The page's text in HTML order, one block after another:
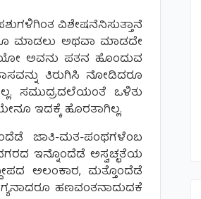
ವಿಶೇಷನೆನಿಸುತ್ತಾನೆ
ಮಾಡಲು ಅಥವಾ ಮಾಡದೇ
ಅವನು ಪತನ ಹೊಂದುವ
ತಿರುಗಿಸಿ ನೋಡಿದರೂ
ಸಮುದ್ರದಲೆಯಂತೆ ಒಳಿತು
ಇದಕ್ಕೆ ಹೊರತಾಗಿಲ್ಲ.
ಜಾತಿ-ಮತ-ಪಂಥಗಳೆಂಬ
ಇನ್ನೊಂದೆಡೆ ಅಸ್ವಚ್ಛತೆಯ
ಅಲಂಕಾರ, ಮತ್ತೊಂದೆಡೆ
ಹಣವಂತನಾದುದಕೆ